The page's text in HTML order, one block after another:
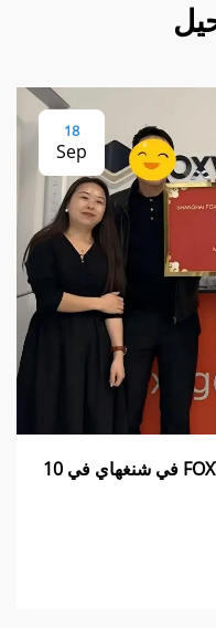
18
Sep
زيارة عملاء كوريين لشركة FOXYEGN في شنغهاي في 10